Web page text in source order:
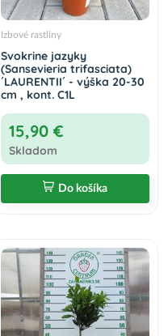
Izbové rastliny
Svokrine jazyky
(Sansevieria trifasciata)
´LAURENTII´ - výška 20-30
cm , kont. C1L
15,90 €
Skladom
Do košíka